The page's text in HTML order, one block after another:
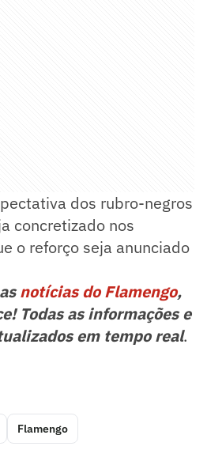
dos rubro-negros
concretizado nos
o reforço seja anunciado
notícias do Flamengo,
Todas as informações e
em tempo real.
Flamengo